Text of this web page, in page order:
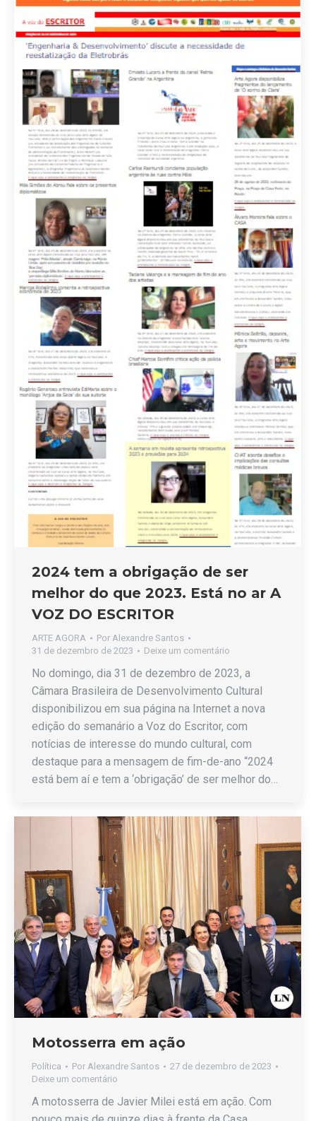
2024 tem a obrigação de ser
melhor do que 2023. Está no ar A
VOZ DO ESCRITOR
ARTE AGORA Por Alexandre Santos
31 de dezembro de 2023
Deixe um comentário
No domingo, dia 31 de dezembro de 2023, a
Câmara Brasileira de Desenvolvimento Cultural
disponibilizou em sua página na Internet a nova
edição do semanário a Voz do Escritor, com
notícias de interesse do mundo cultural, com
destaque para a mensagem de fim-de-ano “2024
está bem aí e tem a ‘obrigação’ de ser melhor do…
Motosserra em ação
Política Por Alexandre Santos
27 de dezembro de 2023
Deixe um comentário
A motosserra de Javier Milei está em ação. Com